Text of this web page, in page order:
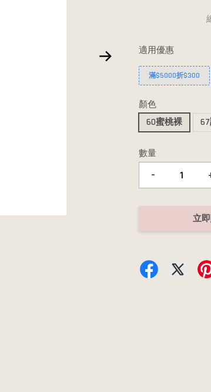
適用優惠
滿$5000折$300
顏色
60蜜桃裸
數量
-
立